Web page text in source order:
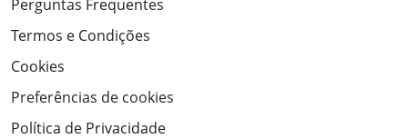
Perguntas Frequentes
Termos e Condições
Cookies
Preferências de cookies
Política de Privacidade